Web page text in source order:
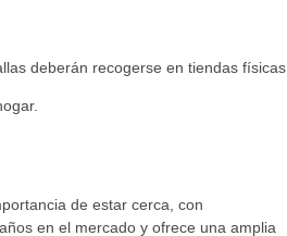
deberán recogerse en tiendas físicas.
de estar cerca, con
en el mercado y ofrece una amplia